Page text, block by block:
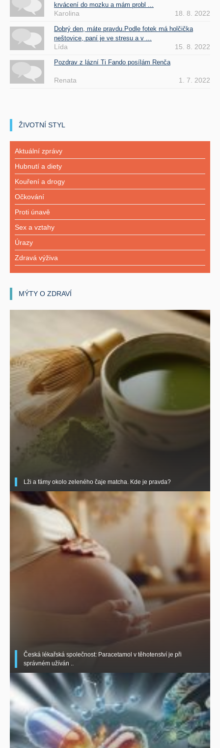
krvácení do mozku a mám probl ...
Karolina 18. 8. 2022
Dobrý den, máte pravdu.Podle fotek má holčička
neštovice, paní je ve stresu a v ...
Lída 15. 8. 2022
Pozdrav z lázní Ti Fando posílám Renča
Renata 1. 7. 2022
ŽIVOTNÍ STYL
Aktuální zprávy
Hubnutí a diety
Kouření a drogy
Očkování
Proti únavě
Sex a vztahy
Úrazy
Zdravá výživa
MÝTY O ZDRAVÍ
Lži a fámy okolo zeleného čaje matcha. Kde je pravda?
Česká lékařská společnost: Paracetamol v těhotenství je při
správném užíván ..